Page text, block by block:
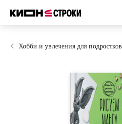
Хобби и увлечения для подростков